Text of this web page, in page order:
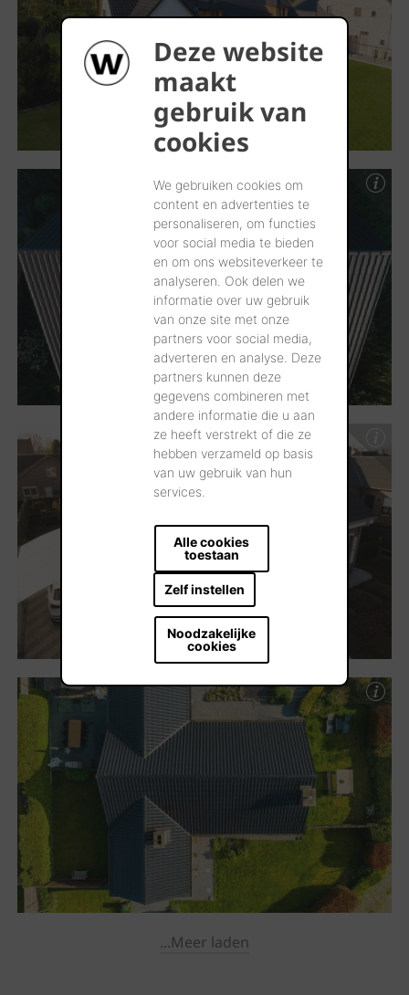
Deze website
maakt
gebruik van
cookies
We gebruiken cookies om
content en advertenties te
personaliseren, om functies
voor social media te bieden
en om ons websiteverkeer te
analyseren. Ook delen we
informatie over uw gebruik
van onze site met onze
partners voor social media,
adverteren en analyse. Deze
partners kunnen deze
gegevens combineren met
andere informatie die u aan
ze heeft verstrekt of die ze
hebben verzameld op basis
van uw gebruik van hun
services.
Alle cookies
toestaan
Zelf instellen
Noodzakelijke
cookies
...Meer laden